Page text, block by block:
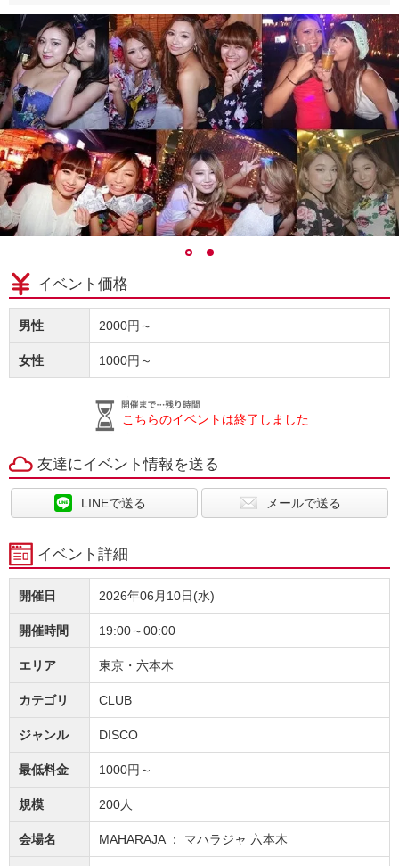
イベント価格
男性 2000円～
女性 1000円～
こちらのイベントは終了しました
友達にイベント情報を送る
LINEで送る メールで送る
イベント詳細
開催日 2026年06月10日(水)
開催時間 19:00～00:00
エリア 東京・六本木
カテゴリ CLUB
ジャンル DISCO
最低料金 1000円～
規模 200人
会場名 MAHARAJA ： マハラジャ 六本木